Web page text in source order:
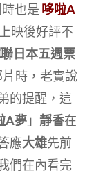
也是 哆啦A
映後好評不
日本五週票
片時，老實說
的提醒，這
A夢 」 靜香在
應大雄先前
們在內看完